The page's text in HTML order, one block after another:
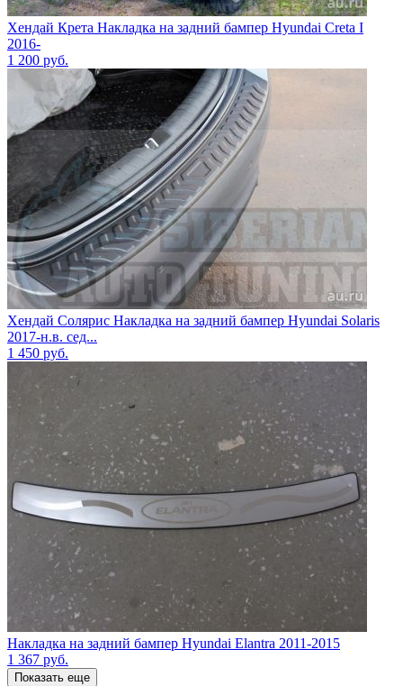
Хендай Крета Накладка на задний бампер Hyundai Creta I
2016-
1 200 руб.
Хендай Солярис Накладка на задний бампер Hyundai Solaris
2017-н.в. сед...
1 450 руб.
Накладка на задний бампер Hyundai Elantra 2011-2015
1 367 руб.
Показать еще